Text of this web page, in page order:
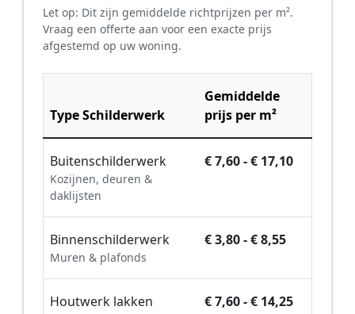
Let op: Dit zijn gemiddelde richtprijzen per m².
Vraag een offerte aan voor een exacte prijs
afgestemd op uw woning.
Type Schilderwerk
Gemiddelde
prijs per m²
Buitenschilderwerk
Kozijnen, deuren &
daklijsten
€ 7,60 - € 17,10
Binnenschilderwerk
Muren & plafonds
€ 3,80 - € 8,55
Houtwerk lakken € 7,60 - € 14,25